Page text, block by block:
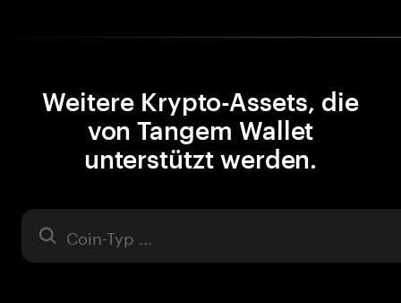
Weitere Krypto-Assets, die
von Tangem Wallet
unterstützt werden.
Asset